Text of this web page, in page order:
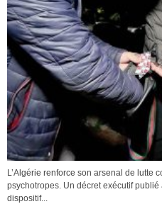
L’Algérie renforce son arsenal de lutte
psychotropes. Un décret exécutif
dispositif...